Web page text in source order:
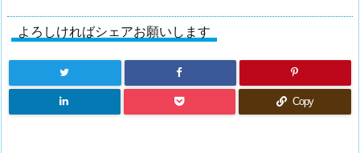
よろしければシェアお願いします
Copy